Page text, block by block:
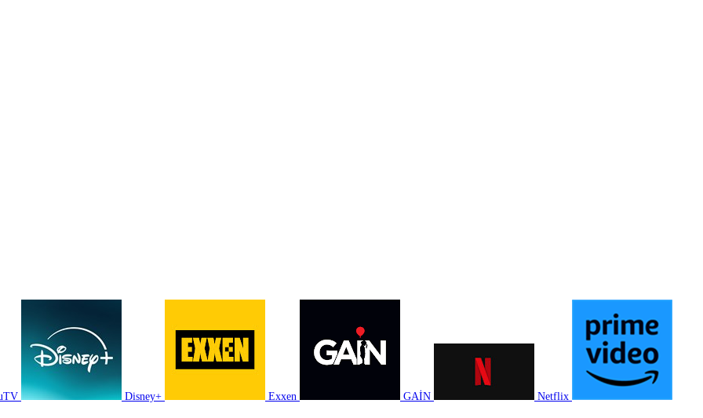
Disney+ Exxen GAİN Netflix